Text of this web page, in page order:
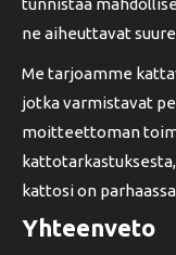
tunnistaa
ne aiheuttavat
Me tarjoamme
jotka varmistavat
moitteettoman
kattosi on
Yhteenveto